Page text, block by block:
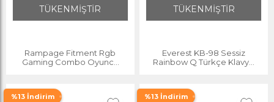
TÜKENMİŞTİR
Rampage Fitment Rgb
Gaming Combo Oyuncu
Türkiye Garantili)
TÜKENMİŞTİR
Everest KB-98 Sessiz
Rainbow Q Türkçe Klavye
%13 İndirim %13 İndirim